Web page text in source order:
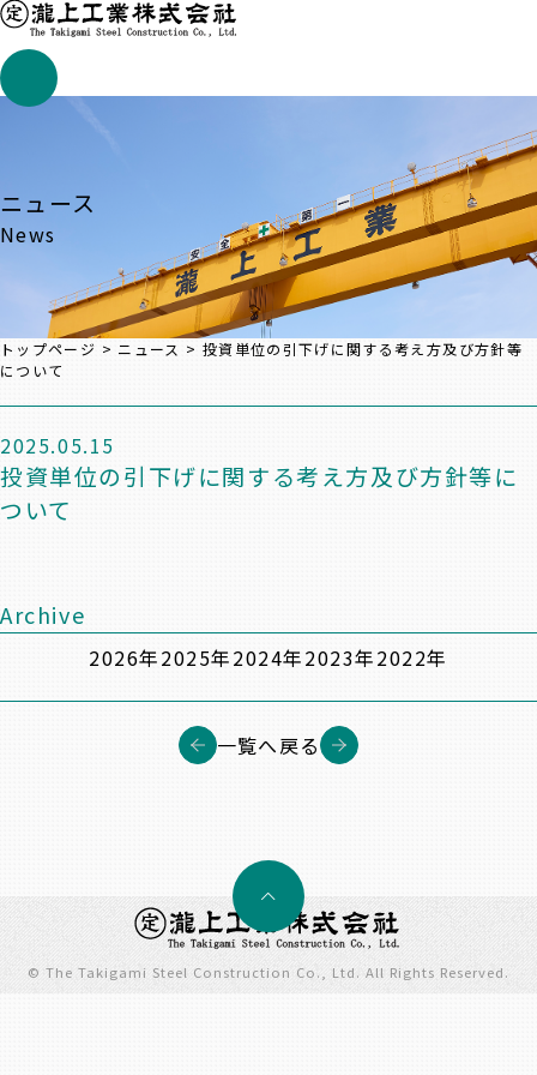
ニュース
News
トップページ > ニュース > 投資単位の引下げに関する考え方及び方針等
について
2025.05.15
投資単位の引下げに関する考え方及び方針等に
ついて
Archive
2026年2025年2024年2023年2022年
一覧へ戻る
© The Takigami Steel Construction Co., Ltd. All Rights Reserved.